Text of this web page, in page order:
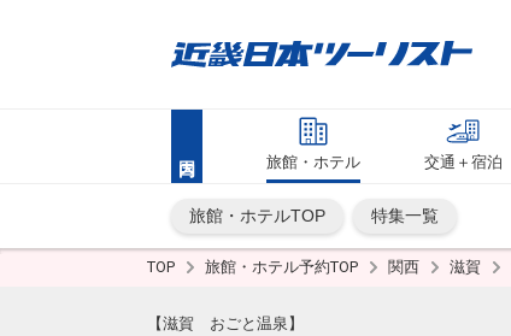
旅館・ホテル 交通＋宿泊
旅館・ホテルTOP 特集一覧
TOP 旅館・ホテル予約TOP 関西 滋賀
【滋賀 おごと温泉】